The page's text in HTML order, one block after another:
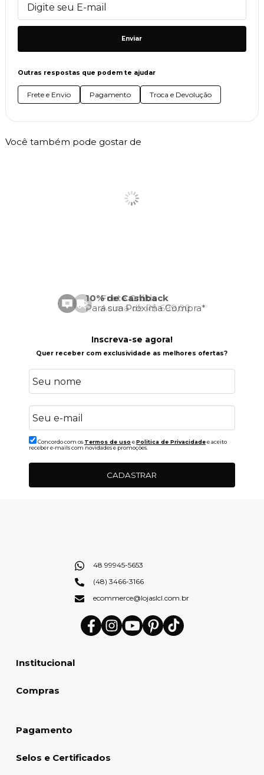
Enviar
Outras respostas que podem te ajudar
Frete e Envio Pagamento Troca e Devolução
Você também pode gostar de
Frete Grátis
Acima de R$ 699,00
Inscreva-se agora!
Quer receber com exclusividade as melhores ofertas?
Concordo com os Termos de uso ePolitica de Privacidadee aceito
receber e-mails com novidades e promoções.
CADASTRAR
Institucional
Compras
48 99945-5653
(48) 3466-3166
ecommerce@lojaslcl.com.br
Pagamento
Selos e Certificados